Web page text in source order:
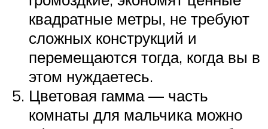
квадратные метры, не требуют
сложных конструкций и
перемещаются тогда, когда вы в
этом нуждаетесь.
Цветовая гамма — часть
комнаты для мальчика можно